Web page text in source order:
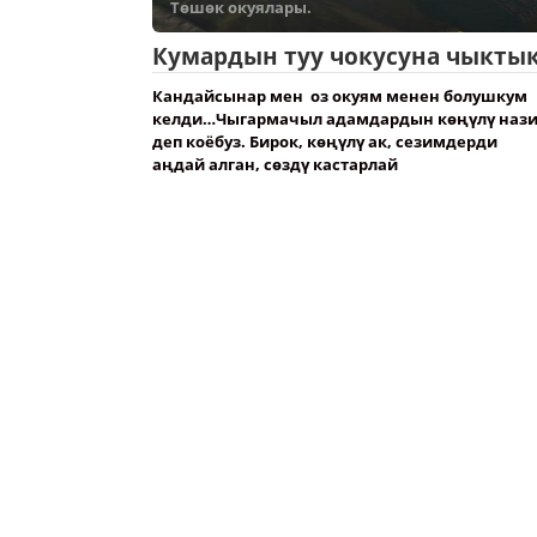
Төшөк окуялары.
Кумардын туу чокусуна
Кандайсынар мен оз окуям менен болушкум
келди…Чыгармачыл адамдардын көңүлү
деп коёбуз. Бирок, көңүлү ак, сезимдерди
аңдай алган, сөздү кастарлай